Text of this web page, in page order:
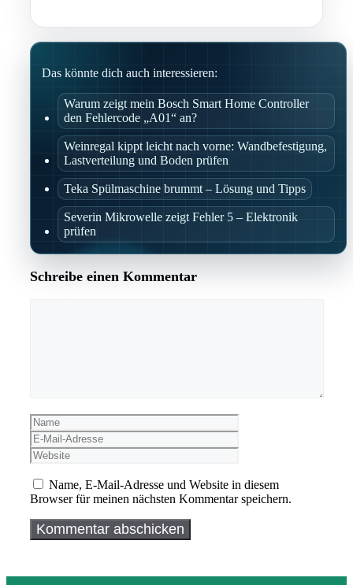
Das könnte dich auch interessieren:
Warum zeigt mein Bosch Smart Home Controller
den Fehlercode „A01“ an?
Weinregal kippt leicht nach vorne: Wandbefestigung,
Lastverteilung und Boden prüfen
Teka Spülmaschine brummt – Lösung und Tipps
Severin Mikrowelle zeigt Fehler 5 – Elektronik
prüfen
Schreibe einen Kommentar
Name
Mail-
Adresse
Name, E-Mail-Adresse und Website in diesem
Browser für meinen nächsten Kommentar speichern.